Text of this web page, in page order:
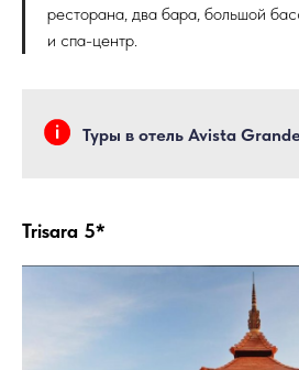
ресторана, два бара, большой
и спа-центр.
Туры в отель Avista
Trisara 5*